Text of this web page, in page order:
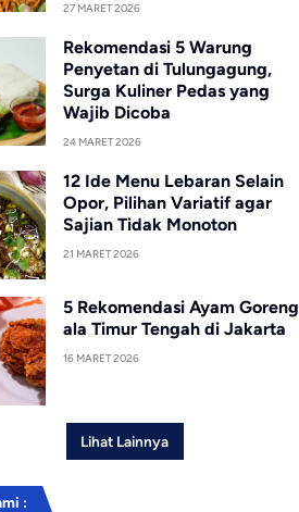
27 MARET 2026
Rekomendasi 5 Warung
Penyetan di Tulungagung,
Surga Kuliner Pedas yang
Wajib Dicoba
24 MARET 2026
12 Ide Menu Lebaran Selain
Opor, Pilihan Variatif agar
Sajian Tidak Monoton
21 MARET 2026
5 Rekomendasi Ayam Goreng
ala Timur Tengah di Jakarta
16 MARET 2026
Lihat Lainnya
: